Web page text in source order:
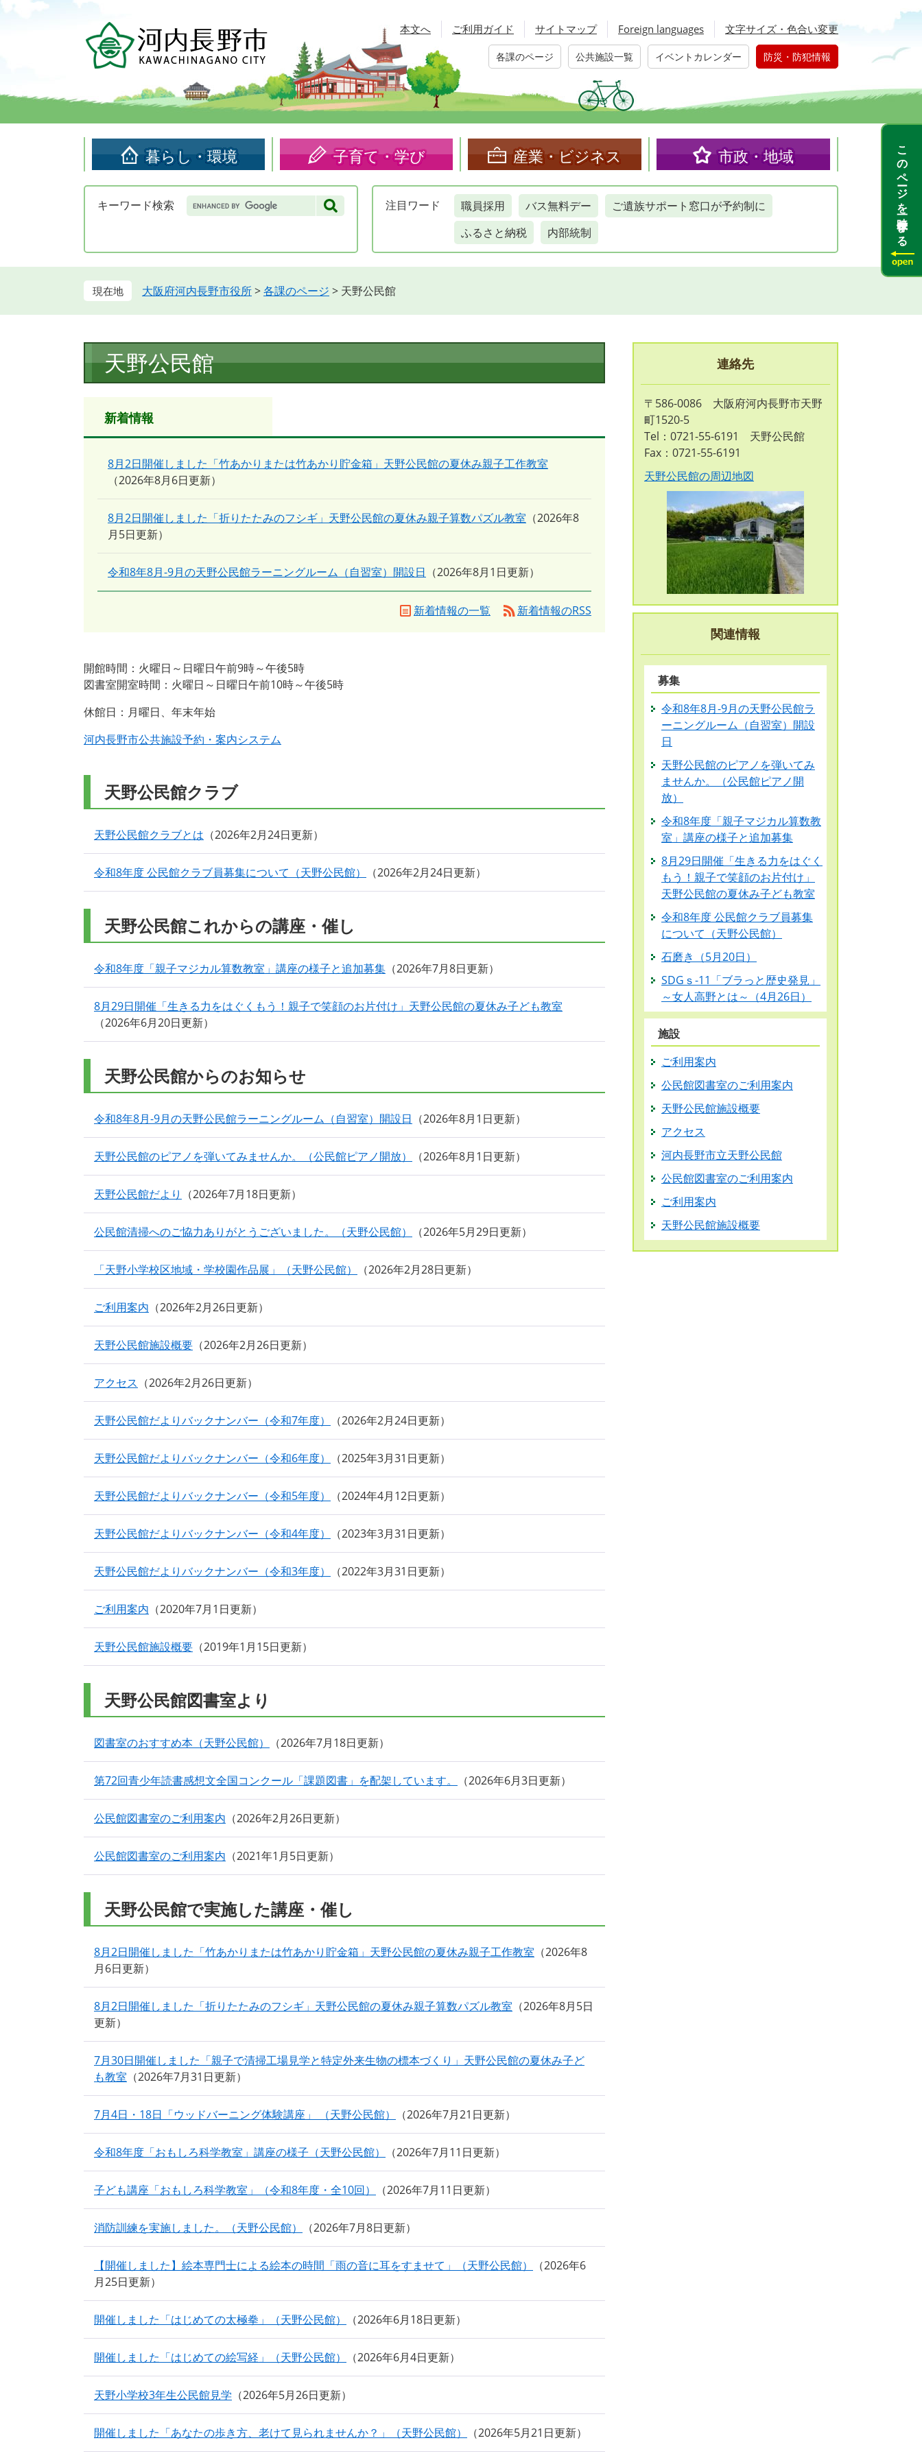
頭
す。
飛
し
本文へ ご利用ガイド サイトマップ Foreign languages 文字サイズ・色合い変更
各課のページ 公共施設一覧 イベントカレンダー 防災・防犯情報
暮らし・環境 子育て・学び 産業・ビジネス 市政・地域
キーワード検索 Google
カ
検
注目 ワード 職員採用 バス無料デー
ご遺族サポート窓口が予約制に
ふるさと納税
内部統制
大阪府河内長野市役所>各課のページ > 天野公民館
文
天野公民館
新着情報
8月2日開催しました「竹あかりまたは竹あかり貯金箱」天野公民館の夏休み親子工作教室
2026年8月6日更新
8月2日開催しました「折りたたみのフシギ」天野公民館の夏休み親子算数パズル教室
2026年8
月5日更新
令和8年8月-9月の天野公民館ラーニングルーム（自習室）開設日 2026年8月1日更新
新着情報の一覧 新着情報のRSS
開館時間：火曜日～日曜日午前9時～午後5時
図書室開室時間：火曜日～日曜日午前10時～午後5時
休館日：月曜日、年末年始
河内長野市公共施設予約・案内システム
天野公民館クラブ
天野公民館クラブとは 2026年2月24日更新
令和8年度 公民館クラブ員募集について（天野公民館） 2026年2月24日更新
天野公民館これからの講座・催し
令和8年度「親子マジカル算数教室」講座の様子と追加募集 2026年7月8日更新
8月29日開催「生きる力をはぐくもう！親子で笑顔のお片付け」天野公民館の夏休み子ども教室
2026年6月20日更新
天野公民館からのお知らせ
令和8年8月-9月の天野公民館ラーニングルーム（自習室）開設日 2026年8月1日更新
天野公民館のピアノを弾いてみませんか。（公民館ピアノ開放） 2026年8月1日更新
天野公民館だより 2026年7月18日更新
公民館清掃へのご協力ありがとうございました。（天野公民館） 2026年5月29日更新
「天野小学校区地域・学校園作品展」（天野公民館） 2026年2月28日更新
ご利用案内 2026年2月26日更新
天野公民館施設概要 2026年2月26日更新
アクセス 2026年2月26日更新
天野公民館だよりバックナンバー（令和7年度） 2026年2月24日更新
天野公民館だよりバックナンバー（令和6年度） 2025年3月31日更新
天野公民館だよりバックナンバー（令和5年度） 2024年4月12日更新
天野公民館だよりバックナンバー（令和4年度） 2023年3月31日更新
天野公民館だよりバックナンバー（令和3年度） 2022年3月31日更新
ご利用案内 2020年7月1日更新
天野公民館施設概要 2019年1月15日更新
天野公民館図書室より
図書室のおすすめ本（天野公民館） 2026年7月18日更新
第72回青少年読書感想文全国コンクール「課題図書」を配架しています。 2026年6月3日更新
公民館図書室のご利用案内 2026年2月26日更新
公民館図書室のご利用案内 2021年1月5日更新
天野公民館で実施した講座・催し
8月2日開催しました「竹あかりまたは竹あかり貯金箱」天野公民館の夏休み親子工作教室
2026年8
月6日更新
8月2日開催しました「折りたたみのフシギ」天野公民館の夏休み親子算数パズル教室
2026年8月5日
更新
7月30日開催しました「親子で清掃工場見学と特定外来生物の標本づくり」天野公民館の夏休み子ど
も教室
2026年7月31日更新
7月4日・18日「ウッドバーニング体験講座」 （天野公民館） 2026年7月21日更新
令和8年度「おもしろ科学教室」講座の様子（天野公民館） 2026年7月11日更新
子ども講座「おもしろ科学教室」（令和8年度・全10回） 2026年7月11日更新
消防訓練を実施しました。（天野公民館） 2026年7月8日更新
【開催しました】絵本専門士による絵本の時間「雨の音に耳をすませて」（天野公民館）
2026年6
月25日更新
開催しました「はじめての太極拳」（天野公民館） 2026年6月18日更新
開催しました「はじめての絵写経」（天野公民館） 2026年6月4日更新
天野小学校3年生公民館見学 2026年5月26日更新
開催しました「あなたの歩き方、老けて見られませんか？」（天野公民館） 2026年5月21日更新
連絡先
〒586-0086 大阪府河内長野市天野
町1520-5
Tel：0721-55-6191
天野公民館
Fax：0721-55-6191
天野公民館の周辺地図
関連情報
募集
令和8年8月-9月の天野公民館ラ
ーニングルーム（自習室）開設
日
天野公民館のピアノを弾いてみ
ませんか。（公民館ピアノ開
放）
令和8年度「親子マジカル算数教
室」講座の様子と追加募集
8月29日開催「生きる力をはぐく
もう！親子で笑顔のお片付け」
天野公民館の夏休み子ども教室
令和8年度 公民館クラブ員募集
について（天野公民館）
石磨き（5月20日）
SDGｓ-11「ブラっと歴史発見」
～女人高野とは～（4月26日）
施設
ご利用案内
公民館図書室のご利用案内
天野公民館施設概要
アクセス
河内長野市立天野公民館
公民館図書室のご利用案内
ご利用案内
天野公民館施設概要
このページを一時保存する